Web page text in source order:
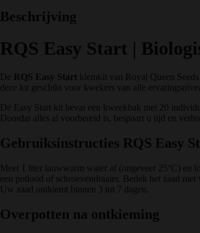
Beschrijving
RQS Easy Start |
De RQS Easy Start kiemkit van Royal Queen
deze kit geschikt voor kwekers van alle
De Easy Start kit bevat een kweekbak met 20
Doordat alles al voorbereid is, bespaart u tijd en
Gebruiksinstructies RQS Easy
Meet 1 liter lauwwarm water af (ongeveer 25°C) en
een potlood of schroevendraaier. Bedek het zaad
Uw zaad ontkiemt binnen 3 tot 7 dagen.
Overpotten na ontkieming